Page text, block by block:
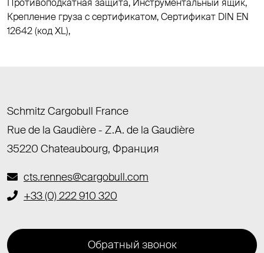
Противоподкатная защита, Инструментальный ящик,
Крепление груза с сертификатом, Cертификат DIN EN
12642 (код XL),
Schmitz Cargobull France
Rue de la Gaudière - Z.A. de la Gaudière
35220 Chateaubourg, Франция
cts.rennes@cargobull.com
+33 (0) 222 910 320
Обратный звонок